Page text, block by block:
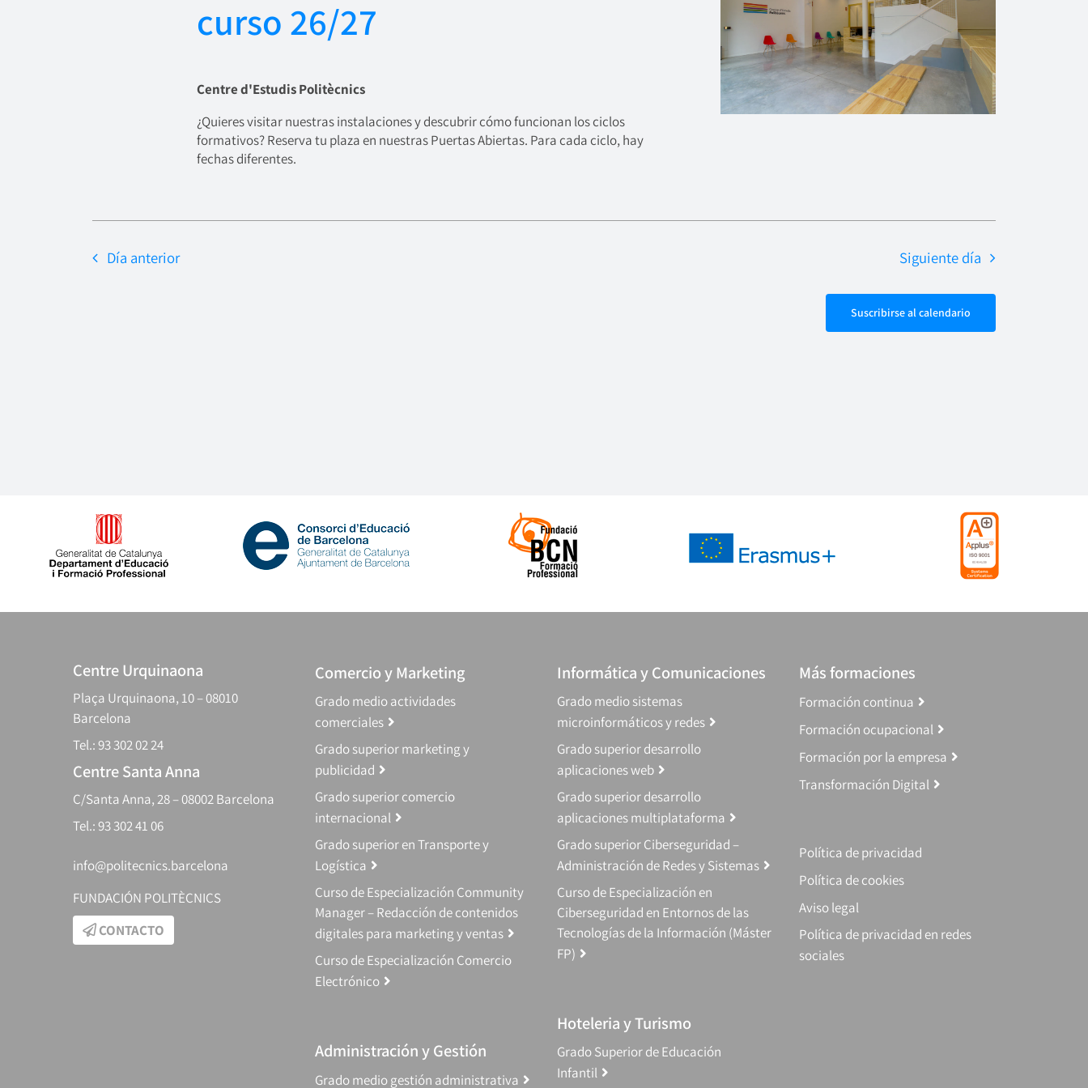
curso 26/27
Centre d'Estudis Politècnics
¿Quieres visitar nuestras instalaciones y descubrir cómo funcionan los ciclos
formativos? Reserva tu plaza en nuestras Puertas Abiertas. Para cada ciclo, hay
fechas diferentes.
Día anterior Siguiente día
Suscribirse al calendario
Centre Urquinaona
Plaça Urquinaona, 10 – 08010
Barcelona
Tel.: 93 302 02 24
Centre Santa Anna
C/Santa Anna, 28 – 08002 Barcelona
Tel.: 93 302 41 06
info@politecnics.barcelona
FUNDACIÓN POLITÈCNICS
CONTACTO
Comercio y Marketing
Grado medio actividades
comerciales
Grado superior marketing y
publicidad
Grado superior comercio
internacional
Grado superior en Transporte y
Logística
Curso de Especialización Community
Manager – Redacción de contenidos
digitales para marketing y ventas
Curso de Especialización Comercio
Electrónico
Administración y Gestión
Grado medio gestión administrativa
Informática y Comunicaciones
Grado medio sistemas
microinformáticos y redes
Grado superior desarrollo
aplicaciones web
Grado superior desarrollo
aplicaciones multiplataforma
Grado superior Ciberseguridad –
Administración de Redes y Sistemas
Curso de Especialización en
Ciberseguridad en Entornos de las
Tecnologías de la Información (Máster
FP)
Hoteleria y Turismo
Grado Superior de Educación
Infantil
Más formaciones
Formación continua
Formación ocupacional
Formación por la empresa
Transformación Digital
Política de privacidad
Política de cookies
Aviso legal
Política de privacidad en redes
sociales